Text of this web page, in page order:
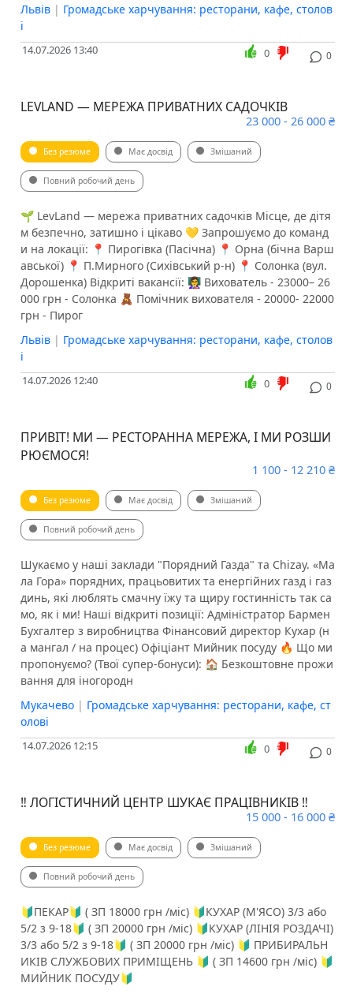
Львів | Громадське харчування: ресторани, кафе, столов
і
14.07.2026 13:40 0
0
LEVLAND — МЕРЕЖА ПРИВАТНИХ САДОЧКІВ
23 000 - 26 000 ₴
Без резюме Має досвід Змішаний
Повний робочий день
​​🌱 LevLand — мережа приватних садочків Місце, де дітя
м безпечно, затишно і цікаво 💛 Запрошуємо до команд
и на локації: 📍 Пирогівка (Пасічна) 📍 Орна (бічна Варш
авської) 📍 П.Мирного (Сихівський р-н) 📍 Солонка (вул.
Дорошенка) Відкриті вакансії: 👩‍🏫 Вихователь - 23000– 26
000 грн - Солонка 🧸 Помічник вихователя - 20000- 22000
грн - Пирог
Львів | Громадське харчування: ресторани, кафе, столов
і
14.07.2026 12:40 0
0
ПРИВІТ! МИ — РЕСТОРАННА МЕРЕЖА, І МИ РОЗШИ
РЮЄМОСЯ!
1 100 - 12 210 ₴
Без резюме Має досвід Змішаний
Повний робочий день
Шукаємо у наші заклади "Порядний Газда" та Chizay. «Ма
ла Гора» порядних, працьовитих та енергійних газд і газ
динь, які люблять смачну їжу та щиру гостинність так са
мо, як і ми! Наші відкриті позиції: Адміністратор Бармен
Бухгалтер з виробництва Фінансовий директор Кухар (н
а мангал / на процес) Офіціант Мийник посуду 🔥 Що ми
пропонуємо? (Твої супер-бонуси): 🏠 Безкоштовне прожи
вання для іногородн
Мукачево | Громадське харчування: ресторани, кафе, ст
олові
14.07.2026 12:15 0
0
‼️ ЛОГІСТИЧНИЙ ЦЕНТР ШУКАЄ ПРАЦІВНИКІВ ‼️
15 000 - 16 000 ₴
Без резюме Має досвід Змішаний
Повний робочий день
🔰ПЕКАР🔰 ( ЗП 18000 грн /міс) 🔰КУХАР (М'ЯСО) 3/3 або
5/2 з 9-18🔰 ( ЗП 20000 грн /міс) 🔰КУХАР (ЛІНІЯ РОЗДАЧІ)
3/3 або 5/2 з 9-18🔰 ( ЗП 20000 грн /міс) 🔰 ПРИБИРАЛЬН
ИКІВ СЛУЖБОВИХ ПРИМІЩЕНЬ 🔰 ( ЗП 14600 грн /міс) 🔰
МИЙНИК ПОСУДУ🔰